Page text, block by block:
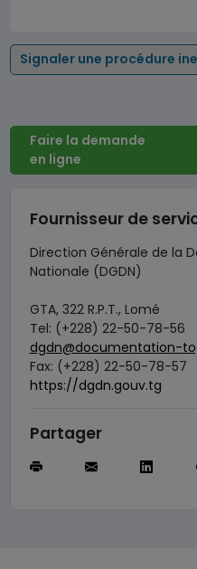
Signaler une procédure
Faire la demande
en ligne
Fournisseur de
Direction Générale de la
Nationale (DGDN)
GTA, 322 R.P.T., Lomé
Tel: (+228) 22-50-78-56
dgdn@documentation-
Fax: (+228) 22-50-78-57
https://dgdn.gouv.tg
Partager